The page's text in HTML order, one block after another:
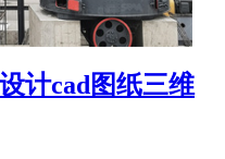
计cad图纸三维